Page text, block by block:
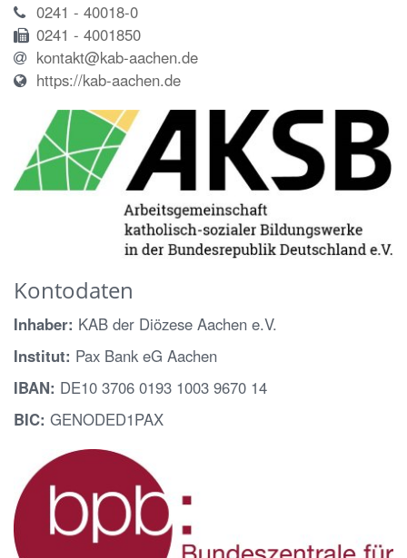
0241 - 40018-0
0241 - 4001850
kontakt@kab-aachen.de
https://kab-aachen.de
Kontodaten
Inhaber: KAB der Diözese Aachen e.V.
Institut: Pax Bank eG Aachen
IBAN: DE10 3706 0193 1003 9670 14
BIC: GENODED1PAX